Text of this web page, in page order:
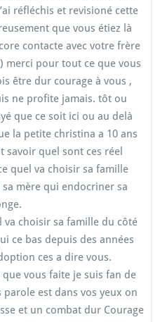
réfléchis et revisioné cette
que vous étiez là
contacte avec votre frère
merci pour tout ce que vous
être dur courage à vous ,
ne profite jamais. tôt ou
que ce soit ici ou au delà
la petite christina a 10 ans
savoir quel sont ces réel
quel va choisir sa famille
mère qui endocriner sa
va choisir sa famille du côté
ce bas depuis des années
ces a dire vous.
vous faite je suis fan de
parole est dans vos yeux on
et un combat dur Courage